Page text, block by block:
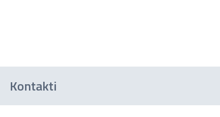
Kontakti